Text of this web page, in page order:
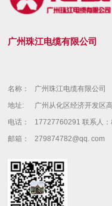
广州珠江电缆有限公司
名称：
广州珠江电缆有限公司
地址:
广州从化区经济开发区
电话：
17727760291 联系人：
邮箱：
279874782@qq. com